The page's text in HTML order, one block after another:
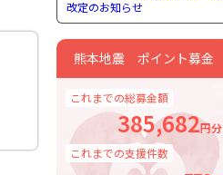
改定のお知らせ
熊本地震 ポイント募金
これまでの総募金額
385,682円分
これまでの支援件数